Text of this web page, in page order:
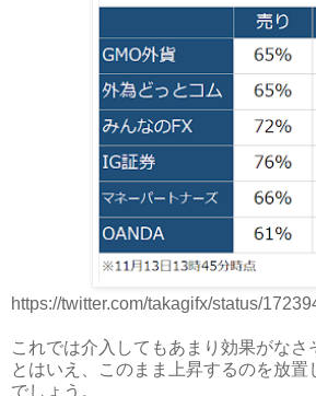
https://twitter.com/takagifx/status/
これでは介入してもあまり効果がなさ
とはいえ、このまま上昇するのを放置
でしょう。